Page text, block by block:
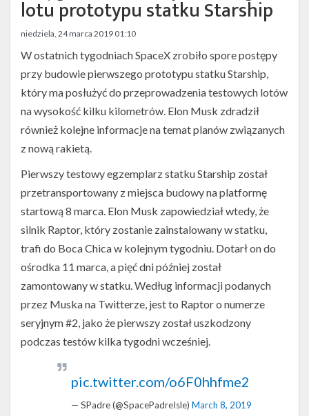
Twitter
Kalendarze
lotu prototypu statku Starship
niedziela, 24 marca 2019 01:10
W ostatnich tygodniach SpaceX zrobiło spore postępy
przy budowie pierwszego prototypu statku Starship,
który ma posłużyć do przeprowadzenia testowych lotów
na wysokość kilku kilometrów. Elon Musk zdradził
również kolejne informacje na temat planów związanych
z nową rakietą.
Pierwszy testowy egzemplarz statku Starship został
przetransportowany z miejsca budowy na platformę
startową 8 marca. Elon Musk zapowiedział wtedy, że
silnik Raptor, który zostanie zainstalowany w statku,
trafi do Boca Chica w kolejnym tygodniu. Dotarł on do
ośrodka 11 marca, a pięć dni później został
zamontowany w statku. Według informacji podanych
przez Muska na Twitterze, jest to Raptor o numerze
seryjnym #2, jako że pierwszy został uszkodzony
podczas testów kilka tygodni wcześniej.
pic.twitter.com/o6F0hhfme2
— SPadre (@SpacePadreIsle) March 8, 2019